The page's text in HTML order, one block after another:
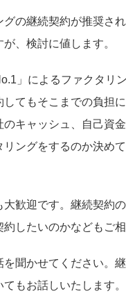
グの継続契約が推奨さ
、検討に値します。
」によるファクタリ
してもそこまでの負担
のキャッシュ、自己資
リングをするのか決め
大歓迎です。継続契約
約したいのかなどもご相
を聞かせてください。
てもお話しいたします